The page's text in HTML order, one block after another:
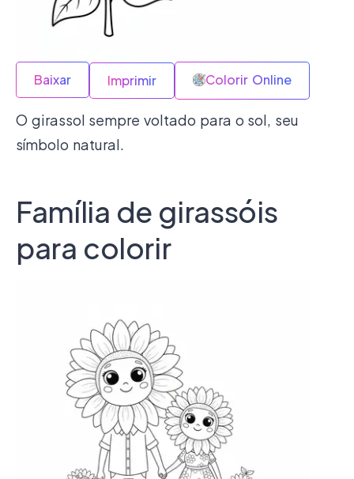
Baixar Imprimir Colorir Online
O girassol sempre voltado para o sol, seu
símbolo natural.
Família de girassóis
para colorir